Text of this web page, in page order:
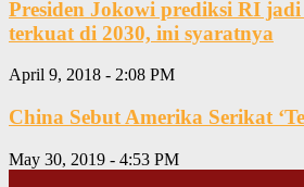
Presiden Jokowi prediksi RI
terkuat di 2030, ini syaratnya
April 9, 2018 - 2:08 PM
China Sebut Amerika Serikat
May 30, 2019 - 4:53 PM